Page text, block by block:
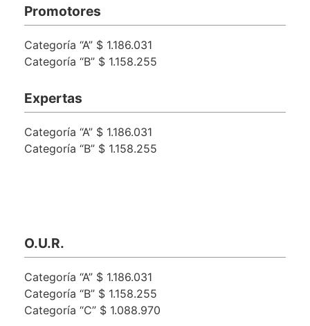
Promotores
Categoría “A” $ 1.186.031
Categoría “B” $ 1.158.255
Expertas
Categoría “A” $ 1.186.031
Categoría “B” $ 1.158.255
O.U.R.
Categoría “A” $ 1.186.031
Categoría “B” $ 1.158.255
Categoría “C” $ 1.088.970